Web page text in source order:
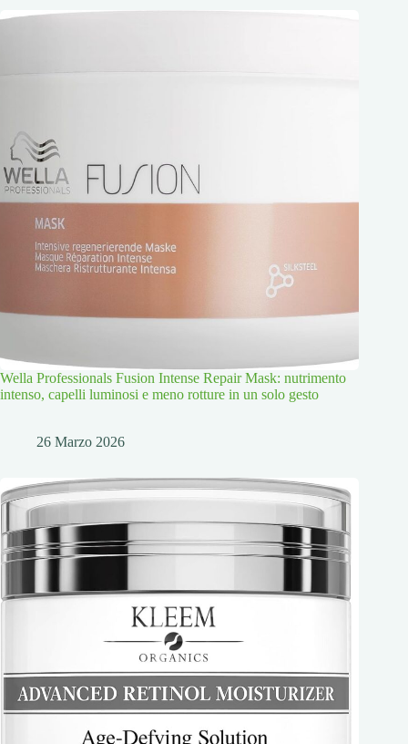
Wella Professionals Fusion Intense Repair Mask: nutrimento
intenso, capelli luminosi e meno rotture in un solo gesto
26 Marzo 2026